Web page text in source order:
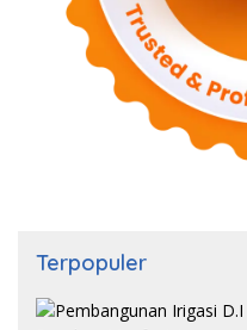
Terpopuler